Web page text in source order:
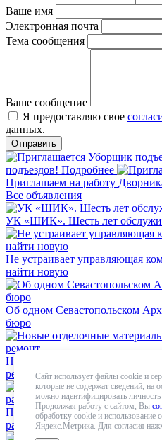
Ваше имя
Электронная почта
Тема сообщения
Ваше сообщение
Я предоставляю свое
данных.
подъездов! Подробнее
Приглашаем на работу
Все объявления
УК «ШИК». Шесть лет
Не устраивает управляющая
найти новую
Об одном Севастопольском
бюро
Новые отделочные материалы
ремонт
Плохо работает Управляющая
расскажет специалист
Сайт использует файлы cookie и
которые не содержат сведений, на
можно идентифицировать личность
Продолжая работу с сайтом, Вы
обработку cookie и использование
Яндекс.Метрика. Для согласия